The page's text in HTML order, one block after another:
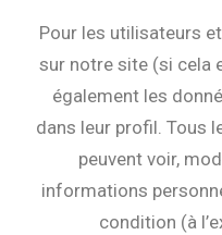
Pour les utilisateurs
sur notre site (si cela
également les
dans leur profil. Tous
peuvent voir,
informations
condition (à